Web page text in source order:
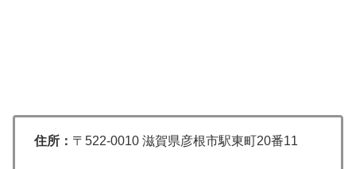
住所： 〒522-0010 滋賀県彦根市駅東町20番11